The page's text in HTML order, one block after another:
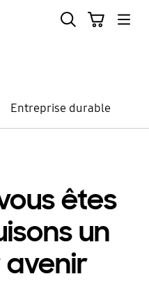
Entreprise durable
diversité
créer
êtes
un
avenir